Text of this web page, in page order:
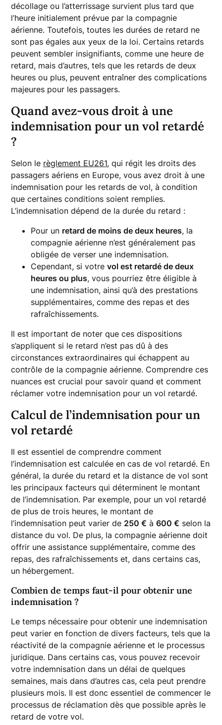
décollage ou l’atterrissage survient plus tard que
l’heure initialement prévue par la compagnie
aérienne. Toutefois, toutes les durées de retard ne
sont pas égales aux yeux de la loi. Certains retards
peuvent sembler insignifiants, comme une heure de
retard, mais d’autres, tels que les retards de deux
heures ou plus, peuvent entraîner des complications
majeures pour les passagers.
Quand avez-vous droit à une
indemnisation pour un vol retardé
?
Selon le règlement EU261, qui régit les droits des
passagers aériens en Europe, vous avez droit à une
indemnisation pour les retards de vol, à condition
que certaines conditions soient remplies.
L’indemnisation dépend de la durée du retard :
Pour un retard de moins de deux heures, la
compagnie aérienne n’est généralement pas
obligée de verser une indemnisation.
Cependant, si votrevol est retardé de deux
heures ou plus, vous pourriez être éligible à
une indemnisation, ainsi qu’à des prestations
supplémentaires, comme des repas et des
rafraîchissements.
Il est important de noter que ces dispositions
s’appliquent si le retard n’est pas dû à des
circonstances extraordinaires qui échappent au
contrôle de la compagnie aérienne. Comprendre ces
nuances est crucial pour savoir quand et comment
réclamer votre indemnisation pour un vol retardé.
Calcul de l’indemnisation pour un
vol retardé
Il est essentiel de comprendre comment
l’indemnisation est calculée en cas de vol retardé. En
général, la durée du retard et la distance de vol sont
les principaux facteurs qui déterminent le montant
de l’indemnisation. Par exemple, pour un vol retardé
de plus de trois heures, le montant de
l’indemnisation peut varier de 250 € à600 € selon la
distance du vol. De plus, la compagnie aérienne doit
offrir une assistance supplémentaire, comme des
repas, des rafraîchissements et, dans certains cas,
un hébergement.
Combien de temps faut-il pour obtenir une
indemnisation ?
Le temps nécessaire pour obtenir une indemnisation
peut varier en fonction de divers facteurs, tels que la
réactivité de la compagnie aérienne et le processus
juridique. Dans certains cas, vous pouvez recevoir
votre indemnisation dans un délai de quelques
semaines, mais dans d’autres cas, cela peut prendre
plusieurs mois. Il est donc essentiel de commencer le
processus de réclamation dès que possible après le
retard de votre vol.